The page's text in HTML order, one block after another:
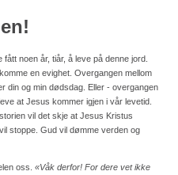
noen år, tiår, å leve på denne jord.
en evighet. Overgangen mellom
din og min dødsdag. Eller - overgangen
at Jesus kommer igjen i vår levetid.
vil det skje at Jesus Kristus
stoppe. Gud vil dømme verden og
oss. «Våk derfor! For dere vet ikke